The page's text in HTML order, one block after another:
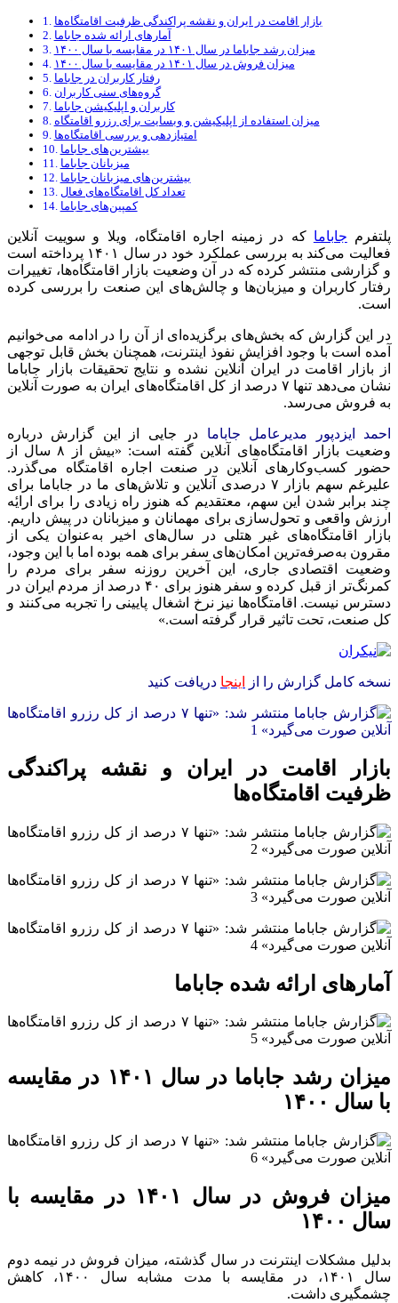
بازار اقامت در ایران و نقشه پراکندگی ظرفیت اقامتگاه‌ها
آمارهای ارائه شده جاباما
میزان رشد جاباما در سال ۱۴۰۱ در مقایسه با سال ۱۴۰۰
میزان فروش در سال ۱۴۰۱ در مقایسه با سال ۱۴۰۰
رفتار کاربران در جاباما
گروه‌های سنی کاربران
کاربران و اپلیکیشن جاباما
میزان استفاده از اپلیکیشن و وبسایت برای رزرو اقامتگاه
امتیازدهی و بررسی اقامتگاه‌ها
بیشترین‌های جاباما
میزبانان جاباما
بیشترین‌های میزبانان جاباما
تعداد کل اقامتگاه‌های فعال
کمپین‌های جاباما
پلتفرم جاباما که در زمینه اجاره اقامتگاه، ویلا و سوییت آنلاین
فعالیت می‌کند به بررسی عملکرد خود در سال ۱۴۰۱ پرداخته است
و گزارشی منتشر کرده که در آن وضعیت بازار اقامتگا‌ه‌ها، تغییرات
رفتار کاربران و میزبان‌ها و چالش‌های این صنعت را بررسی کرده
است.
در این گزارش که بخش‌های برگزیده‌ای از آن را در ادامه می‌خوانیم
آمده است با وجود افزایش نفوذ اینترنت، همچنان بخش قابل توجهی
از بازار اقامت در ایران آنلاین نشده و نتایج تحقیقات بازار جاباما
نشان می‌دهد تنها ۷ درصد از کل اقامتگاه‌های ایران به صورت آنلاین
به فروش می‌رسد.
احمد ایزدپور مدیرعامل جاباما در جایی از این گزارش درباره
وضعیت بازار اقامتگاه‌های آنلاین گفته است: «بیش از ۸ سال از
حضور کسب‌وکارهای آنلاین در صنعت اجاره اقامتگاه می‌گذرد.
علیرغم سهم بازار ۷ درصدی آنلاین و تلاش‌های ما در جاباما برای
چند برابر شدن این سهم، معتقدیم که هنوز راه زیادی را برای ارایٔه
ارزش واقعی و تحول‌سازی برای مهمانان و میزبانان در پیش داریم.
بازار اقامتگاه‌های غیر هتلی در سال‌های اخیر به‌عنوان یکی از
مقرون به‌صرفه‌ترین امکان‌های سفر برای همه بوده اما با این وجود،
وضعیت اقتصادی جاری، این آخرین روزنه سفر برای مردم را
کمرنگ‌تر از قبل کرده و سفر هنوز برای ۴۰ درصد از مردم ایران در
دسترس نیست. اقامتگاه‌ها نیز نرخ اشغال پایینی را تجربه می‌کنند و
کل صنعت، تحت تاثیر قرار گرفته است.»
نسخه کامل گزارش را از اینجا دریافت کنید
بازار اقامت در ایران و نقشه پراکندگی
ظرفیت اقامتگاه‌ها
آمارهای ارائه شده جاباما
میزان رشد جاباما در سال ۱۴۰۱ در مقایسه
با سال ۱۴۰۰
میزان فروش در سال ۱۴۰۱ در مقایسه با
سال ۱۴۰۰
بدلیل مشکلات اینترنت در سال گذشته، میزان فروش در نیمه دوم
سال ۱۴۰۱، در مقایسه با مدت مشابه سال ۱۴۰۰، کاهش
چشمگیری داشت.